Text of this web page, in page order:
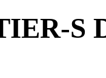
S